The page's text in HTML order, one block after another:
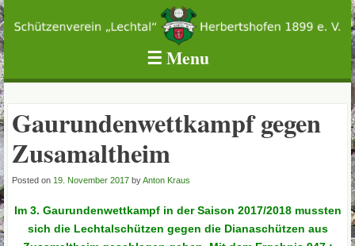
Schützenverein Lechtal Herbertshofen 1899 e.V.
☰Menu
Skip to content
Gaurundenwettkampf gegen
Zusamaltheim
Posted on 19. November 2017 byAnton Kraus
Im 3. Gaurundenwettkampf in der Saison 2017/2018 mussten
sich die Lechtalschützen gegen die Dianaschützen aus